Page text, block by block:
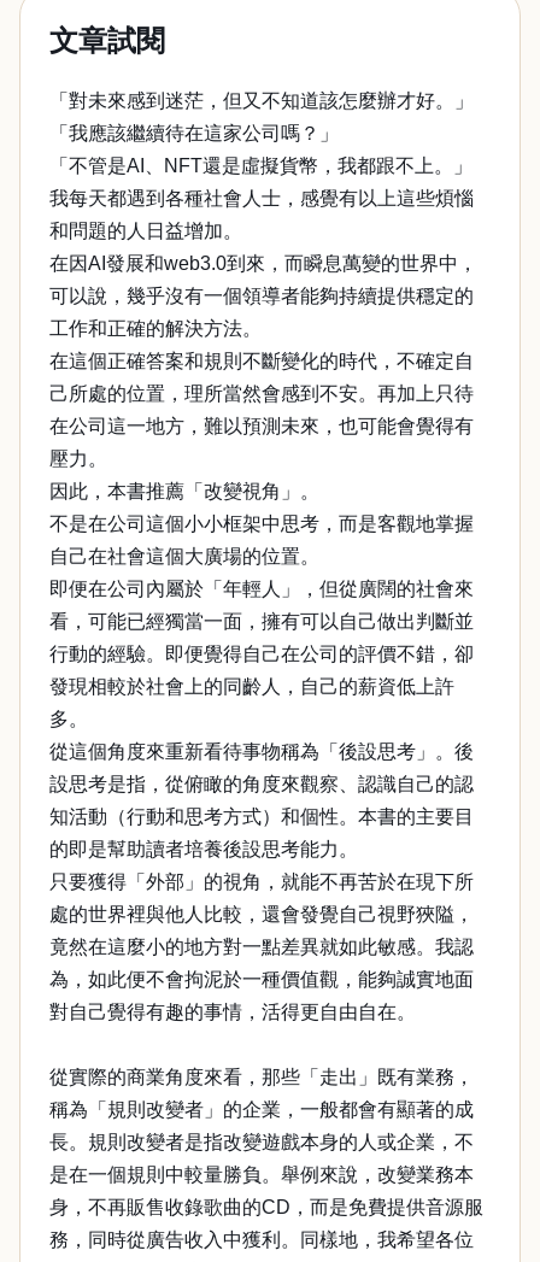
文章試閱
「對未來感到迷茫，但又不知道該怎麼辦才好。」
「我應該繼續待在這家公司嗎？」
「不管是AI、NFT還是虛擬貨幣，我都跟不上。」
我每天都遇到各種社會人士，感覺有以上這些煩惱
和問題的人日益增加。
在因AI發展和web3.0到來，而瞬息萬變的世界中，
可以說，幾乎沒有一個領導者能夠持續提供穩定的
工作和正確的解決方法。
在這個正確答案和規則不斷變化的時代，不確定自
己所處的位置，理所當然會感到不安。再加上只待
在公司這一地方，難以預測未來，也可能會覺得有
壓力。
因此，本書推薦「改變視角」。
不是在公司這個小小框架中思考，而是客觀地掌握
自己在社會這個大廣場的位置。
即便在公司內屬於「年輕人」，但從廣闊的社會來
看，可能已經獨當一面，擁有可以自己做出判斷並
行動的經驗。即便覺得自己在公司的評價不錯，卻
發現相較於社會上的同齡人，自己的薪資低上許
多。
從這個角度來重新看待事物稱為「後設思考」。後
設思考是指，從俯瞰的角度來觀察、認識自己的認
知活動（行動和思考方式）和個性。本書的主要目
的即是幫助讀者培養後設思考能力。
只要獲得「外部」的視角，就能不再苦於在現下所
處的世界裡與他人比較，還會發覺自己視野狹隘，
竟然在這麼小的地方對一點差異就如此敏感。我認
為，如此便不會拘泥於一種價值觀，能夠誠實地面
對自己覺得有趣的事情，活得更自由自在。
從實際的商業角度來看，那些「走出」既有業務，
稱為「規則改變者」的企業，一般都會有顯著的成
長。規則改變者是指改變遊戲本身的人或企業，不
是在一個規則中較量勝負。舉例來說，改變業務本
身，不再販售收錄歌曲的CD，而是免費提供音源服
務，同時從廣告收入中獲利。同樣地，我希望各位